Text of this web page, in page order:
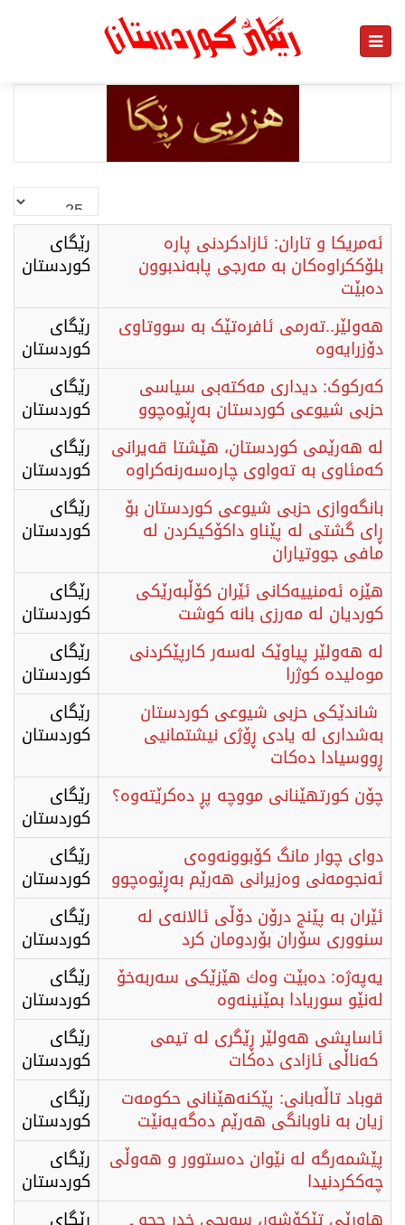
نمایش
#
ئەمریکا و تاران: ئازادکردنی پارە
بلۆککراوەکان بە مەرجی پابەندبوون
دەبێت
رێگای
كوردستان
هەولێر..تەرمی ئافرەتێک بە سووتاوی
دۆزرایەوە
رێگای
كوردستان
کەرکوک: دیداری مەکتەبی سیاسی
حزبی شیوعی کوردستان بەڕێوەچوو
رێگای
كوردستان
لە هەرێمی کوردستان، هێشتا قەیرانی
کەمئاوی بە تەواوی چارەسەرنەکراوە
رێگای
كوردستان
بانگەوازی حزبی شیوعی کوردستان بۆ
ڕای گشتی لە پێناو داکۆکیکردن لە
مافی جووتیاران
رێگای
كوردستان
​هێزە ئەمنییەکانی ئێران کۆڵبەرێکی
کوردیان لە مەرزی بانە کوشت
رێگای
كوردستان
لە هەولێر پیاوێک لەسەر کارپێکردنی
موەلیدە کوژرا
رێگای
كوردستان
شاندێکی حزبی شیوعی کوردستان
بەشداری لە یادی ڕۆژی نیشتمانیی
ڕووسیادا دەکات
رێگای
كوردستان
چۆن کورتهێنانی مووچە پڕ دەکرێتەوە؟
رێگای
كوردستان
دوای چوار مانگ کۆبوونەوەی
ئەنجومەنی وەزیرانی هەرێم بەڕێوەچوو
رێگای
كوردستان
ئێران بە پێنج درۆن دۆڵی ئالانەی لە
سنووری سۆران بۆردومان کرد
رێگای
كوردستان
یەپەژە: دەبێت وەك هێزێكی سەربەخۆ
لەنێو سوریادا بمێنینەوە
رێگای
كوردستان
ئاسایشی هەولێر ڕێگری لە تیمی
کەناڵی ئازادی دەکات
رێگای
كوردستان
قوباد تاڵەبانی: پێکنەهێنانی حکومەت
زیان بە ناوبانگی هەرێم دەگەیەنێت
رێگای
كوردستان
پێشمەرگە لە نێوان دەستوور و هەوڵی
چەککردنیدا
رێگای
كوردستان